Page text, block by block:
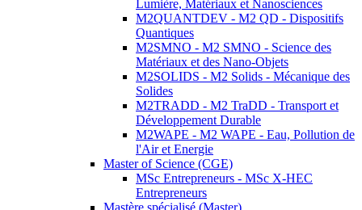
Lumière, Matériaux et Nanosciences
M2QUANTDEV - M2 QD - Dispositifs
Quantiques
M2SMNO - M2 SMNO - Science des
Matériaux et des Nano-Objets
M2SOLIDS - M2 Solids - Mécanique des
Solides
M2TRADD - M2 TraDD - Transport et
Développement Durable
M2WAPE - M2 WAPE - Eau, Pollution de
l'Air et Energie
Master of Science (CGE)
MSc Entrepreneurs - MSc X-HEC
Entrepreneurs
Mastère spécialisé (Master)